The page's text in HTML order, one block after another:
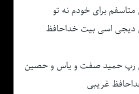
برای خودم نه تو
دیجی اسی بیت خداحافظ
رپ حمید صفت و یاس و حصین
غریبی